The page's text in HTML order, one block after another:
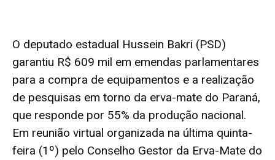
O deputado estadual Hussein Bakri (PSD)
garantiu R$ 609 mil em emendas parlamentares
para a compra de equipamentos e a realização
de pesquisas em torno da erva-mate do Paraná,
que responde por 55% da produção nacional.
Em reunião virtual organizada na última quinta-
feira (1º) pelo Conselho Gestor da Erva-Mate do